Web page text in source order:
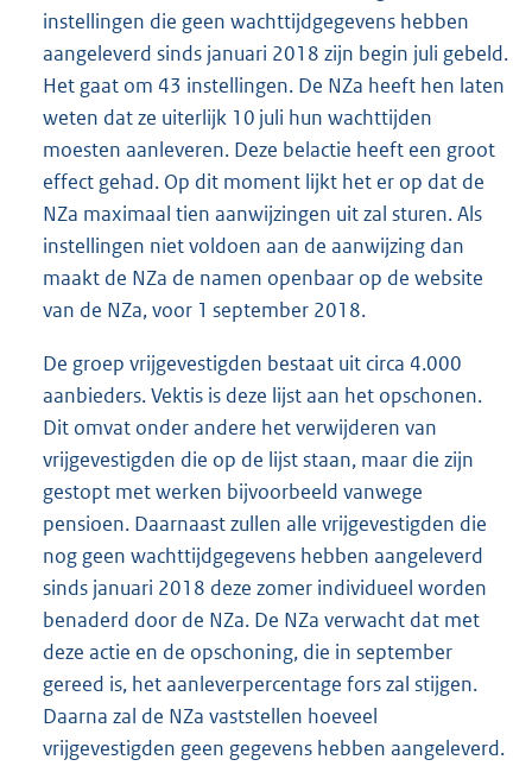
instellingen die geen wachttijdgegevens hebben
aangeleverd sinds januari 2018 zijn begin juli gebeld.
Het gaat om 43 instellingen. De NZa heeft hen laten
weten dat ze uiterlijk 10 juli hun wachttijden
moesten aanleveren. Deze belactie heeft een groot
effect gehad. Op dit moment lijkt het er op dat de
NZa maximaal tien aanwijzingen uit zal sturen. Als
instellingen niet voldoen aan de aanwijzing dan
maakt de NZa de namen openbaar op de website
van de NZa, voor 1 september 2018.
De groep vrijgevestigden bestaat uit circa 4.000
aanbieders. Vektis is deze lijst aan het opschonen.
Dit omvat onder andere het verwijderen van
vrijgevestigden die op de lijst staan, maar die zijn
gestopt met werken bijvoorbeeld vanwege
pensioen. Daarnaast zullen alle vrijgevestigden die
nog geen wachttijdgegevens hebben aangeleverd
sinds januari 2018 deze zomer individueel worden
benaderd door de NZa. De NZa verwacht dat met
deze actie en de opschoning, die in september
gereed is, het aanleverpercentage fors zal stijgen.
Daarna zal de NZa vaststellen hoeveel
vrijgevestigden geen gegevens hebben aangeleverd.